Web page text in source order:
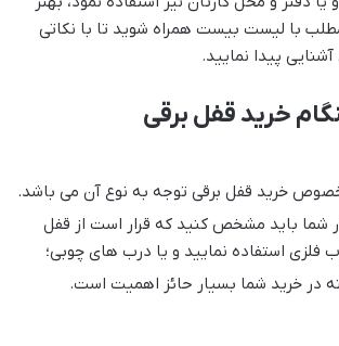
با لیست بیست همراه شوید تا با نکاتی
پیدا نمایید.
خرید قفل برقی
خصوص خرید قفل برقی توجه به نوع آن می باشد.
شما باید مشخص کنید که قرار است از قفل
فلزی استفاده نمایید و یا درب های چوبی؛
در خرید شما بسیار حائز اهمیت است.